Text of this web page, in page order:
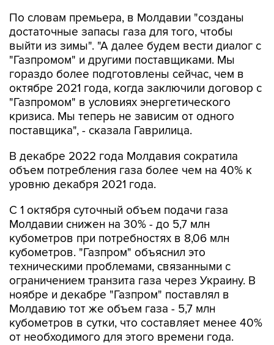
По словам премьера, в Молдавии "созданы
достаточные запасы газа для того, чтобы
выйти из зимы". "А далее будем вести диалог с
"Газпромом" и другими поставщиками. Мы
гораздо более подготовлены сейчас, чем в
октябре 2021 года, когда заключили договор с
"Газпромом" в условиях энергетического
кризиса. Мы теперь не зависим от одного
поставщика", - сказала Гаврилица.
В декабре 2022 года Молдавия сократила
объем потребления газа более чем на 40% к
уровню декабря 2021 года.
С 1 октября суточный объем подачи газа
Молдавии снижен на 30% - до 5,7 млн
кубометров при потребностях в 8,06 млн
кубометров. "Газпром" объяснил это
техническими проблемами, связанными с
ограничением транзита газа через Украину. В
ноябре и декабре "Газпром" поставлял в
Молдавию тот же объем газа - 5,7 млн
кубометров в сутки, что составляет менее 40%
от необходимого для этого времени года.